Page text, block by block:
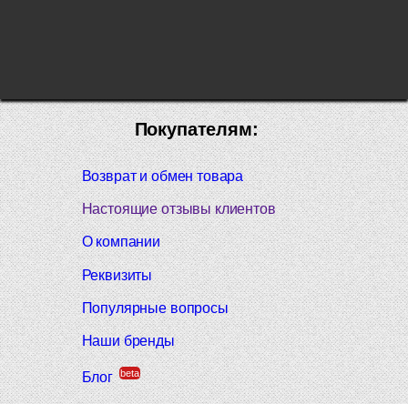
Покупателям:
Возврат и обмен товара
Настоящие отзывы клиентов
О компании
Реквизиты
Популярные вопросы
Наши бренды
Блог beta